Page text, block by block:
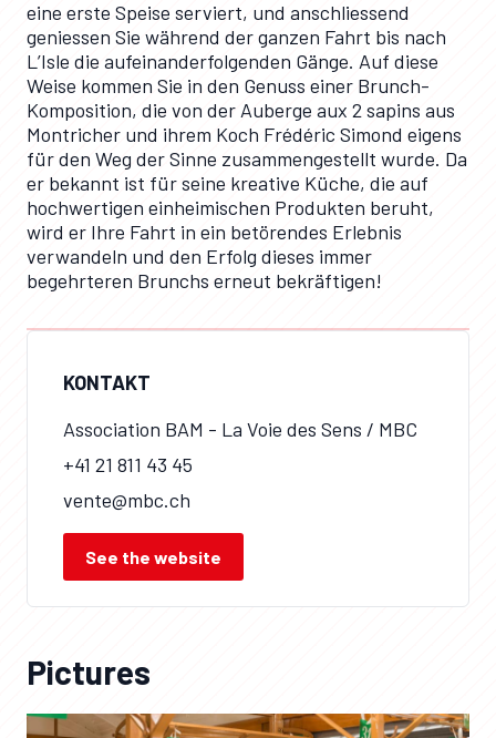
KONTAKT
Association BAM - La Voie des Sens / MBC
+41 21 811 43 45
vente@mbc.ch
See the website
eine erste Speise serviert, und anschliessend
geniessen Sie während der ganzen Fahrt bis nach
L’Isle die aufeinanderfolgenden Gänge. Auf diese
Weise kommen Sie in den Genuss einer Brunch-
Komposition, die von der Auberge aux 2 sapins aus
Montricher und ihrem Koch Frédéric Simond eigens
für den Weg der Sinne zusammengestellt wurde. Da
er bekannt ist für seine kreative Küche, die auf
hochwertigen einheimischen Produkten beruht,
wird er Ihre Fahrt in ein betörendes Erlebnis
verwandeln und den Erfolg dieses immer
begehrteren Brunchs erneut bekräftigen!
Pictures